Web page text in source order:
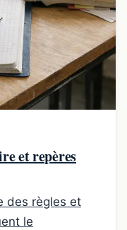
et repères
des règles et
le